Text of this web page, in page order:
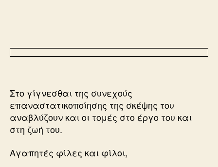
Στο γίγνεσθαι της συνεχούς
επαναστατικοποίησης της σκέψης του
αναβλύζουν και οι τομές στο έργο του και
στη ζωή του.
Αγαπητές φίλες και φίλοι,